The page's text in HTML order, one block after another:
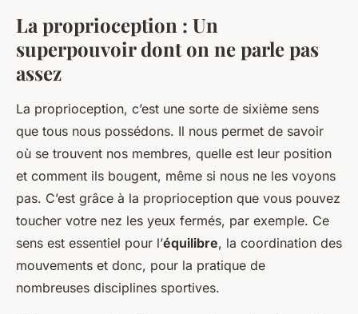
La proprioception : Un
superpouvoir dont on ne parle pas
assez
La proprioception, c’est une sorte de sixième sens
que tous nous possédons. Il nous permet de savoir
où se trouvent nos membres, quelle est leur position
et comment ils bougent, même si nous ne les voyons
pas. C’est grâce à la proprioception que vous pouvez
toucher votre nez les yeux fermés, par exemple. Ce
sens est essentiel pour l’équilibre, la coordination des
mouvements et donc, pour la pratique de
nombreuses disciplines sportives.